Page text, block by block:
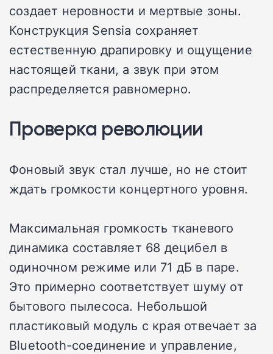
создает неровности и мертвые зоны.
Конструкция Sensia сохраняет
естественную драпировку и ощущение
настоящей ткани, а звук при этом
распределяется равномерно.
Проверка революции
Фоновый звук стал лучше, но не стоит
ждать громкости концертного уровня.
Максимальная громкость тканевого
динамика составляет 68 децибел в
одиночном режиме или 71 дБ в паре.
Это примерно соответствует шуму от
бытового пылесоса. Небольшой
пластиковый модуль с края отвечает за
Bluetooth-соединение и управление,